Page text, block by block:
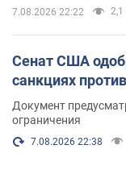
7.08.2026 22:22 2,1
Сенат США
санкциях
Документ
ограничения
7.08.2026 22:38